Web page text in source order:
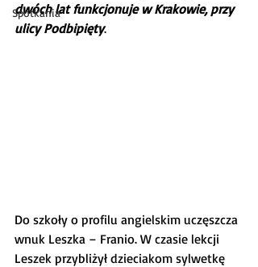
Spotkania
dwóch lat funkcjonuje w Krakowie, przy
ulicy Podbipięty.
Do szkoły o profilu angielskim uczęszcza
wnuk Leszka – Franio. W czasie lekcji
Leszek przybliżył dzieciakom sylwetkę